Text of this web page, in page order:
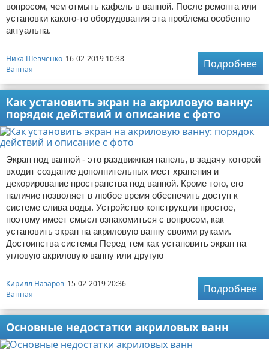
вопросом, чем отмыть кафель в ванной. После ремонта или
установки какого-то оборудования эта проблема особенно
актуальна.
Ника Шевченко 16-02-2019 10:38
Ванная
Подробнее
Как установить экран на акриловую ванну:
порядок действий и описание с фото
Экран под ванной - это раздвижная панель, в задачу которой
входит создание дополнительных мест хранения и
декорирование пространства под ванной. Кроме того, его
наличие позволяет в любое время обеспечить доступ к
системе слива воды. Устройство конструкции простое,
поэтому имеет смысл ознакомиться с вопросом, как
установить экран на акриловую ванну своими руками.
Достоинства системы Перед тем как установить экран на
угловую акриловую ванну или другую
Кирилл Назаров 15-02-2019 20:36
Ванная
Подробнее
Основные недостатки акриловых ванн